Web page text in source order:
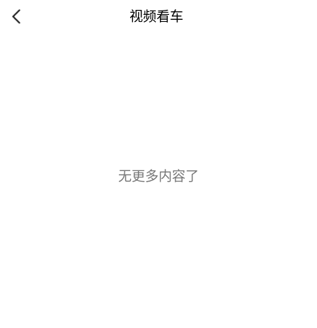
视频看车
无更多内容了